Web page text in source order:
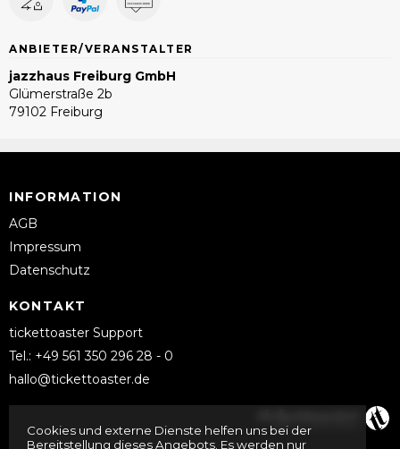
ANBIETER/VERANSTALTER
jazzhaus Freiburg GmbH
Glümerstraße 2b
79102 Freiburg
INFORMATION
AGB
Impressum
Datenschutz
KONTAKT
tickettoaster Support
Tel.: +49 561 350 296 28 - 0
hallo@tickettoaster.de
Cookies und externe Dienste helfen uns bei der
Bereitstellung dieses Angebots. Es werden nur